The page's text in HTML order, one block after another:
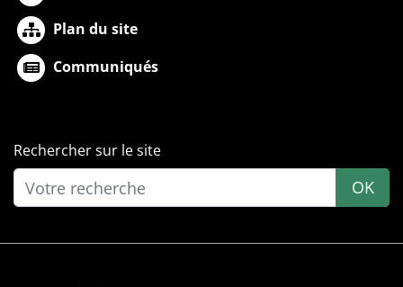
Plan du site
Communiqués
Rechercher sur le site
OK